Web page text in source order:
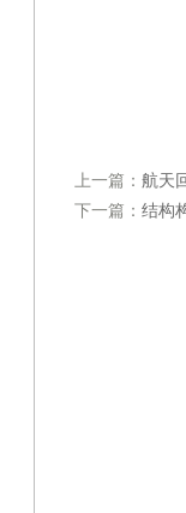
上一篇： 航天
下一篇： 结构